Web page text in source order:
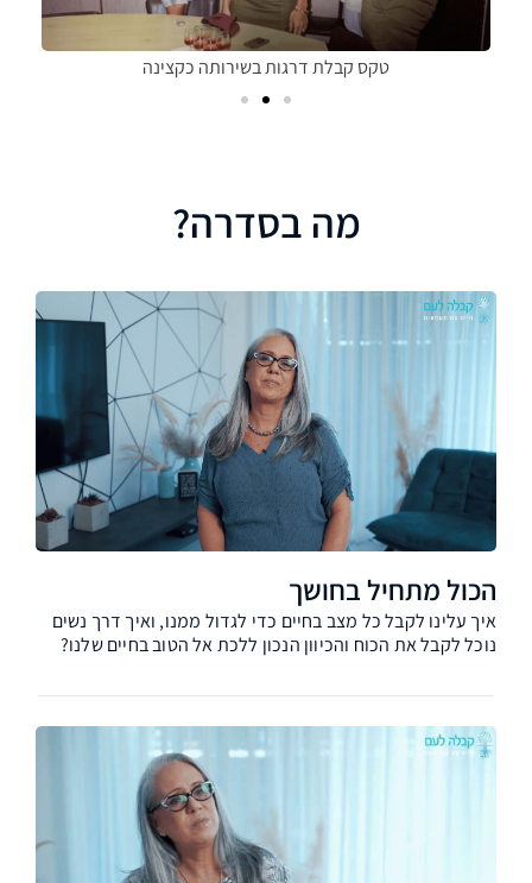
טקס קבלת דרגות בשירותה כקצינה
מה בסדרה?
הכול מתחיל בחושך
איך עלינו לקבל כל מצב בחיים כדי לגדול ממנו, ואיך דרך נשים
נוכל לקבל את הכוח והכיוון הנכון ללכת אל הטוב בחיים שלנו?